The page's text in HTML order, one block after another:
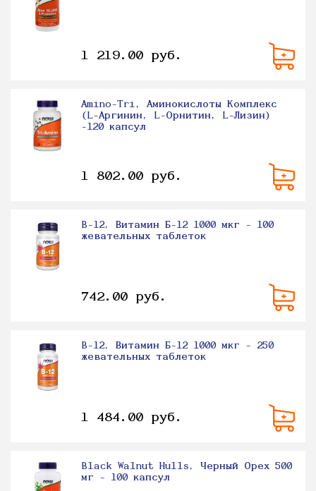
1 219.00 руб.
Amino-Tri, Аминокислоты Комплекс
(L-Аргинин, L-Орнитин, L-Лизин)
-120 капсул
1 802.00 руб.
B-12, Витамин Б-12 1000 мкг - 100
жевательных таблеток
742.00 руб.
B-12, Витамин Б-12 1000 мкг - 250
жевательных таблеток
1 484.00 руб.
Black Walnut Hulls, Черный Орех 500
мг - 100 капсул